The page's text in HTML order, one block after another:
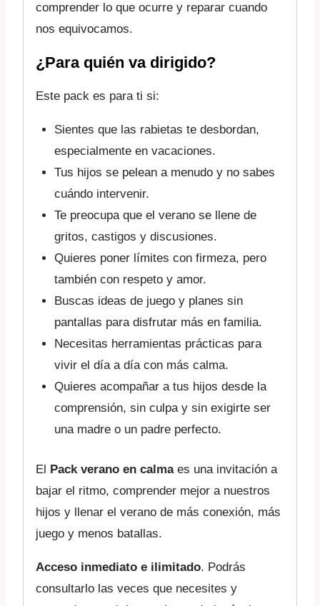
comprender lo que ocurre y reparar cuando
nos equivocamos.
¿Para quién va dirigido?
Este pack es para ti si:
Sientes que las rabietas te desbordan,
especialmente en vacaciones.
Tus hijos se pelean a menudo y no sabes
cuándo intervenir.
Te preocupa que el verano se llene de
gritos, castigos y discusiones.
Quieres poner límites con firmeza, pero
también con respeto y amor.
Buscas ideas de juego y planes sin
pantallas para disfrutar más en familia.
Necesitas herramientas prácticas para
vivir el día a día con más calma.
Quieres acompañar a tus hijos desde la
comprensión, sin culpa y sin exigirte ser
una madre o un padre perfecto.
El Pack verano en calmaes una invitación a
bajar el ritmo, comprender mejor a nuestros
hijos y llenar el verano de más conexión, más
juego y menos batallas.
Acceso inmediato e ilimitado. Podrás
consultarlo las veces que necesites y